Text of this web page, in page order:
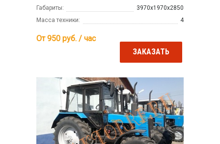
Габариты:
3970х1970х2850
Масса техники:
4
От 950 руб. / час
ЗАКАЗАТЬ